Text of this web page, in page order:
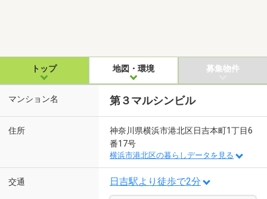
トップ 地図・環境 募集物件
マンション名 第３マルシンビル
住所
神奈川県横浜市港北区日吉本町1丁目6
番17号
横浜市港北区の暮らしデータを見る
交通 日吉駅より徒歩で2分